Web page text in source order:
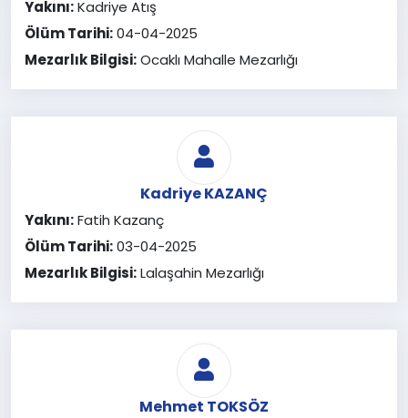
Yakını:Kadriye Atış
Ölüm Tarihi:04-04-2025
Mezarlık Bilgisi:Ocaklı Mahalle Mezarlığı
Kadriye KAZANÇ
Yakını:Fatih Kazanç
Ölüm Tarihi:03-04-2025
Mezarlık Bilgisi:Lalaşahin Mezarlığı
Mehmet TOKSÖZ